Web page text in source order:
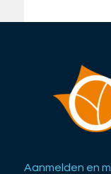
Aanmelden en